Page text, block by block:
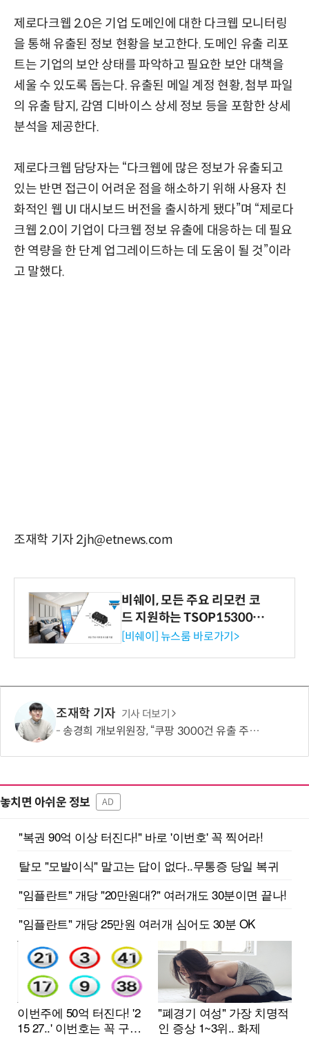
제로다크웹 2.0은 기업 도메인에 대한 다크웹 모니터링
을 통해 유출된 정보 현황을 보고한다. 도메인 유출 리포
트는 기업의 보안 상태를 파악하고 필요한 보안 대책을
세울 수 있도록 돕는다. 유출된 메일 계정 현황, 첨부 파일
의 유출 탐지, 감염 디바이스 상세 정보 등을 포함한 상세
분석을 제공한다.
제로다크웹 담당자는 “다크웹에 많은 정보가 유출되고
있는 반면 접근이 어려운 점을 해소하기 위해 사용자 친
화적인 웹 UI 대시보드 버전을 출시하게 됐다”며 “제로다
크웹 2.0이 기업이 다크웹 정보 유출에 대응하는 데 필요
한 역량을 한 단계 업그레이드하는 데 도움이 될 것”이라
고 말했다.
조재학 기자 2jh@etnews.com
비쉐이, 모든 주요 리모컨 코
드 지원하는 TSOP15300 시
리즈 IR 수신기 출시
[비쉐이] 뉴스룸 바로가기>
조재학 기자 기사 더보기
송경희 개보위원장, “쿠팡 3000건 유출 주장 사실과 달라…엄정 처분할 것”
놓치면 아쉬운 정보 AD